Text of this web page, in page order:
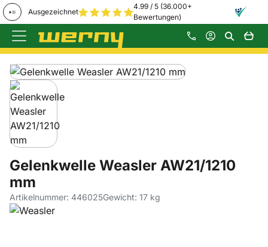
Ausgezeichnet
4.99 / 5 (36.000+
Bewertungen)
Zum Hauptinhalt springen
Produktgalerie
Zur Kaufbox springen
Gelenkwelle Weasler AW21/1210
mm
Artikelnummer: 446025Gewicht: 17 kg